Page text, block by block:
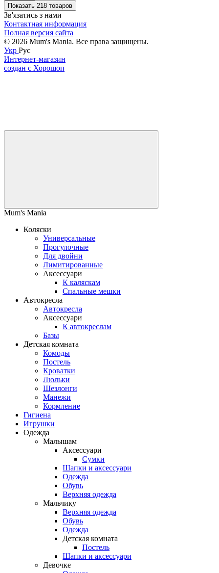
Показать 218 товаров
Зв'язатись з нами
Контактная информация
Полная версия сайта
© 2026 Mum's Mania. Все права защищены.
Укр Рус
Интернет-магазин
создан с Хорошоп
Mum's Mania
Коляски
Универсальные
Прогулочные
Для двойни
Лимитированные
Аксессуари
К каляскам
Спальные мешки
Автокресла
Автокресла
Аксессуари
К автокреслам
Базы
Детская комната
Комоды
Постель
Кроватки
Люльки
Шезлонги
Манежи
Кормление
Гигиена
Игрушки
Одежда
Малышам
Аксессуари
Сумки
Шапки и аксессуари
Одежда
Обувь
Верхняя одежда
Мальчику
Верхняя одежда
Обувь
Одежда
Детская комната
Постель
Шапки и аксессуари
Девочке